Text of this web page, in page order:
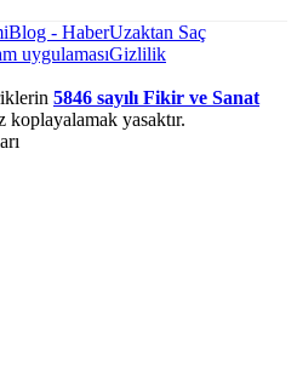
Blog - HaberUzaktan Saç
uygulamasıGizlilik
5846 sayılı Fikir ve Sanat
koplayalamak yasaktır.